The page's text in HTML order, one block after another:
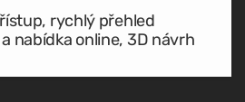
rychlý přehled
nabídka online, 3D návrh